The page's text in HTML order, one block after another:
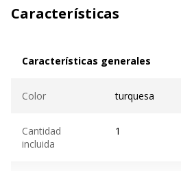
Características
Características generales
Color turquesa
Cantidad
incluida
1